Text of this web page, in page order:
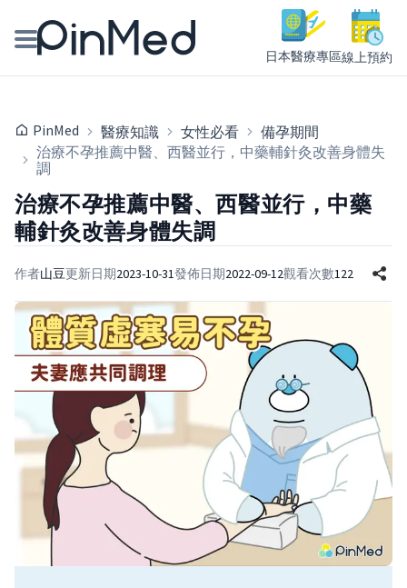
日本醫療專區線上預約
醫師專欄專訪
健康主題館
我是醫療人員
PinMed 醫療知識 女性必看
備孕期間
治療不孕推薦中醫、西醫並行，中藥輔針灸改善身體失
調
治療不孕推薦中醫、西醫並行，中藥
輔針灸改善身體失調
作者山豆更新日期2023-10-31發佈日期2022-09-12觀看次數122